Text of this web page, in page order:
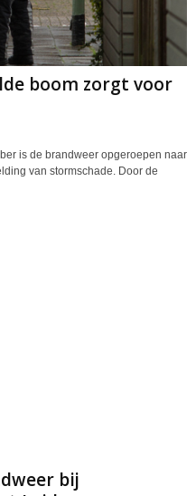
boom zorgt voor
is de brandweer opgeroepen naar
van stormschade. Door de
bij